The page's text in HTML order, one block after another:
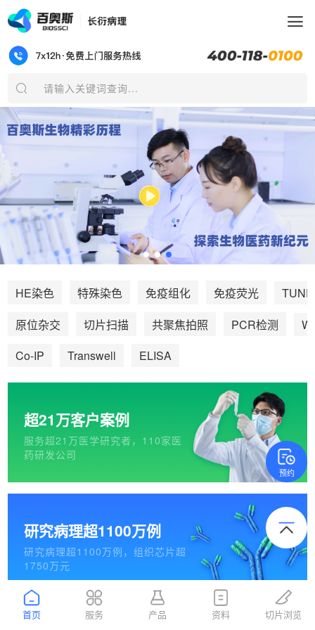
预约
请输入关键词查询...
HE染色 特殊染色 免疫组化 免疫荧光
原位杂交
切片扫描 共聚焦拍照 PCR检测
Co-IP
Transwell ELISA
超21万客户案例
服务超21万医学研究者，110家医
药研发公司
研究病理超1100万例
研究病理超1100万例，组织芯片超
1750万元
首页 服务 产品 资料 切片浏览